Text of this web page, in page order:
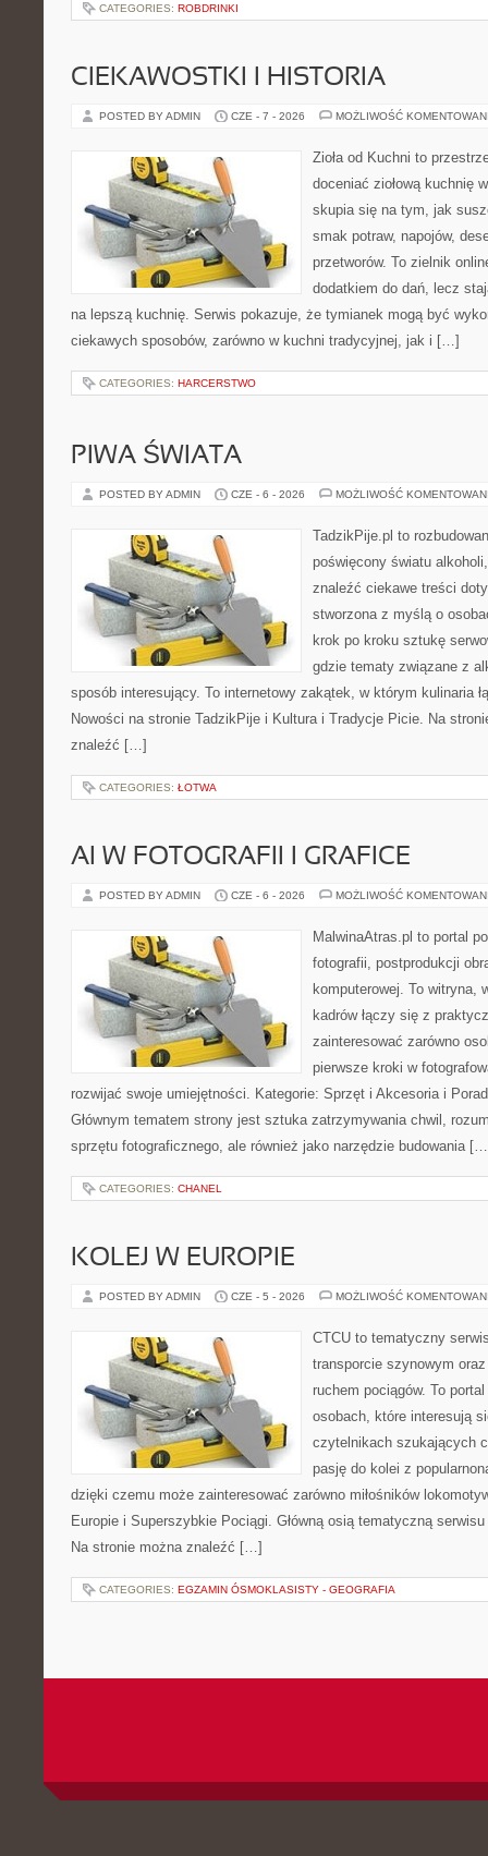
CATEGORIES: ROBDRINKI
CIEKAWOSTKI I HISTORIA
POSTED BY ADMIN CZE - 7 - 2026 MOŻLIWOŚĆ
Zioła od Kuchni to
doceniać ziołową kuchnię
skupia się na tym, jak
smak potraw, napojów,
przetworów. To zielnik
dodatkiem do dań, lecz
na lepszą kuchnię. Serwis pokazuje, że tymianek mogą być
ciekawych sposobów, zarówno w kuchni tradycyjnej, jak i […]
CATEGORIES: HARCERSTWO
PIWA ŚWIATA
POSTED BY ADMIN CZE - 6 - 2026 MOŻLIWOŚĆ
TadzikPije.pl to
poświęcony światu
znaleźć ciekawe treści
stworzona z myślą o
krok po kroku sztukę
gdzie tematy związane z
sposób interesujący. To internetowy zakątek, w którym kulinaria
Nowości na stronie TadzikPije i Kultura i Tradycje Picie. Na
znaleźć […]
CATEGORIES: ŁOTWA
AI W FOTOGRAFII I GRAFICE
POSTED BY ADMIN CZE - 6 - 2026 MOŻLIWOŚĆ
MalwinaAtras.pl to portal
fotografii, postprodukcji
komputerowej. To witryna,
kadrów łączy się z
zainteresować zarówno
pierwsze kroki w
rozwijać swoje umiejętności. Kategorie: Sprzęt i Akcesoria i
Głównym tematem strony jest sztuka zatrzymywania chwil,
sprzętu fotograficznego, ale również jako narzędzie budowania
CATEGORIES: CHANEL
KOLEJ W EUROPIE
POSTED BY ADMIN CZE - 5 - 2026 MOŻLIWOŚĆ
CTCU to tematyczny
transporcie szynowym
ruchem pociągów. To
osobach, które interesują
czytelnikach szukających
pasję do kolei z
dzięki czemu może zainteresować zarówno miłośników
Europie i Superszybkie Pociągi. Główną osią tematyczną
Na stronie można znaleźć […]
CATEGORIES: EGZAMIN ÓSMOKLASISTY - GEOGRAFIA